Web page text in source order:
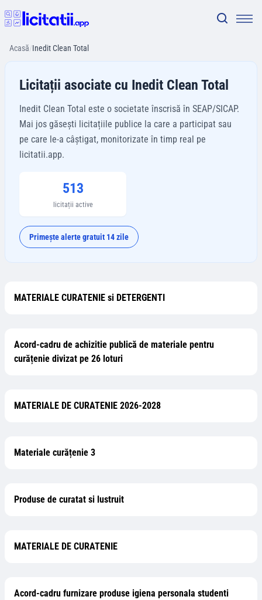
Acasă/Inedit Clean Total
Licitații asociate cu Inedit Clean Total
Inedit Clean Total este o societate înscrisă în SEAP/SICAP.
Mai jos găsești licitațiile publice la care a participat sau
pe care le-a câștigat, monitorizate în timp real pe
licitatii.app.
513
licitații active
Primește alerte gratuit 14 zile
MATERIALE CURATENIE si DETERGENTI
Acord-cadru de achizitie publică de materiale pentru
curățenie divizat pe 26 loturi
MATERIALE DE CURATENIE 2026-2028
Materiale curățenie 3
Produse de curatat si lustruit
MATERIALE DE CURATENIE
Acord-cadru furnizare produse igiena personala studenti